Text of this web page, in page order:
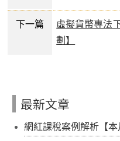
下一篇
虛擬貨幣專法
劃】
最新文章
網紅課稅案例解析【本